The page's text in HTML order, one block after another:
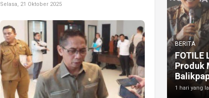
Selasa, 21 Oktober 2025
BERITA
FOTILE
Produk
1 hari yang